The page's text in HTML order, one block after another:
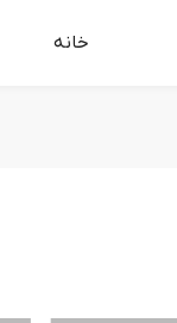
خانه